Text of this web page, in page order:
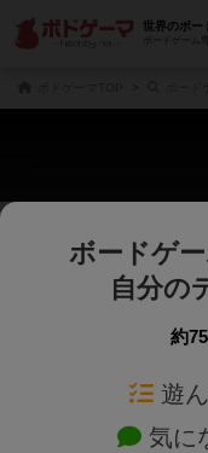
世界のボー
ボードゲーム
じっく
商品名、商品説明文
対象年齢を指定します
ボードゲ
自分の
約
遊
気に